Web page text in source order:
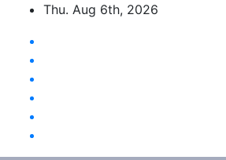
content
Thu. Aug 6th, 2026